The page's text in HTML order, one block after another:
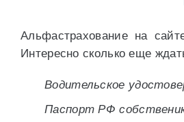
Альфастрахование на
Интересно сколько еще
Водительское
Паспорт РФ